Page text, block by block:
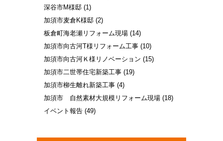
深谷市M様邸 (1)
加須市麦倉K様邸 (2)
板倉町海老瀬リフォーム現場 (14)
加須市向古河T様リフォーム工事 (10)
加須市向古河Ｋ様リノベーション (15)
加須市二世帯住宅新築工事 (19)
加須市柳生離れ新築工事 (4)
加須市 自然素材大規模リフォーム現場 (18)
イベント報告 (49)